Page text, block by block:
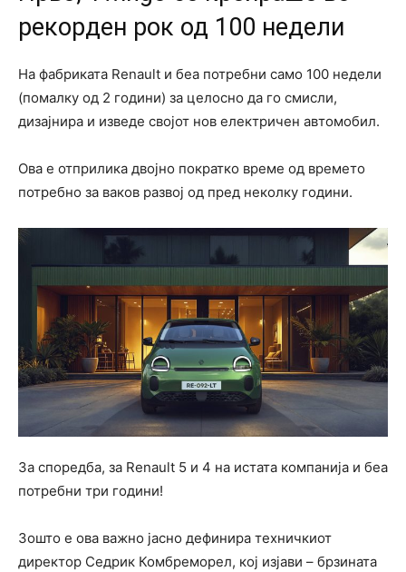
рекорден рок од 100 недели
На фабриката Renault и беа потребни само 100 недели
(помалку од 2 години) за целосно да го смисли,
дизајнира и изведе својот нов електричен автомобил.
Ова е отприлика двојно пократко време од времето
потребно за ваков развој од пред неколку години.
За споредба, за Renault 5 и 4 на истата компанија и беа
потребни три години!
Зошто е ова важно јасно дефинира техничкиот
директор Седрик Комбреморел, кој изјави – брзината